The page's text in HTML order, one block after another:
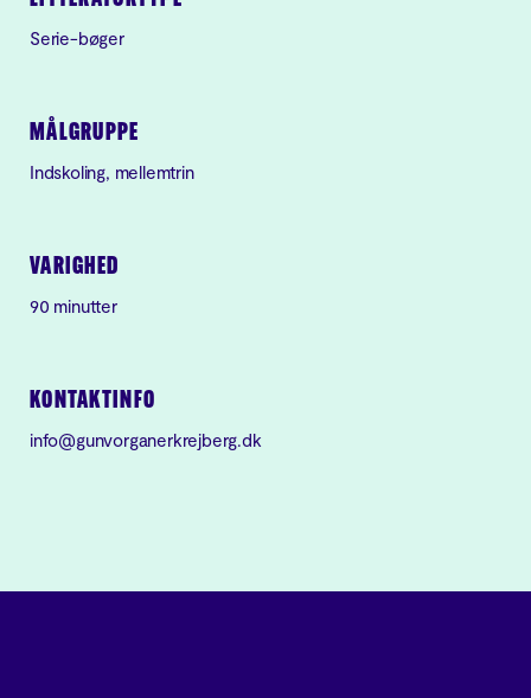
Serie-bøger
MÅLGRUPPE
Indskoling, mellemtrin
VARIGHED
90 minutter
KONTAKTINFO
info@gunvorganerkrejberg.dk